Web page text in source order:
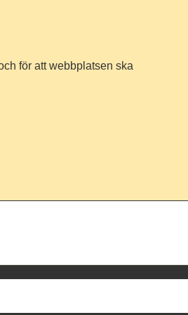
för att webbplatsen ska